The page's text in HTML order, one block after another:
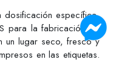
dosificación específica,
para la fabricación de
un lugar seco, fresco y
en las etiquetas.